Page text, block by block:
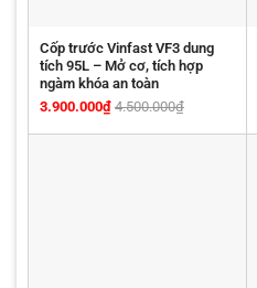
Cốp trước Vinfast VF3 dung
tích 95L – Mở cơ, tích hợp
ngàm khóa an toàn
3.900.000₫ 4.500.000₫